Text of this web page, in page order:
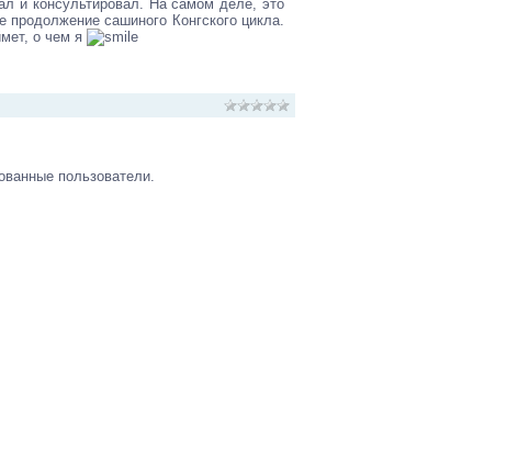
и консультировал. На самом деле, это
сашиного Конгского цикла.
о чем я
пользователи.